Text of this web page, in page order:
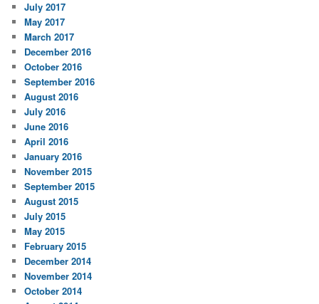
July 2017
May 2017
March 2017
December 2016
October 2016
September 2016
August 2016
July 2016
June 2016
April 2016
January 2016
November 2015
September 2015
August 2015
July 2015
May 2015
February 2015
December 2014
November 2014
October 2014